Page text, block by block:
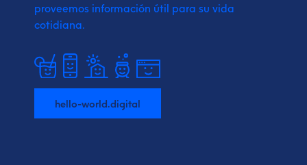
proveemos información útil para su vida
cotidiana.
hello-world.digital